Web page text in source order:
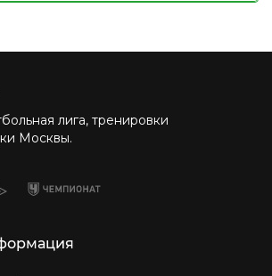
лига, тренировки
Москвы.